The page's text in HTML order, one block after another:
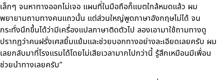
เล็กๆ จนหาทางออกไม่เจอ แผนที่ในมือถือก็แบตใกล้หมดแล้ว ผม
พยายามถามทางคนแถวนั้น แต่ส่วนใหญ่พูดภาษาอังกฤษไม่ได้ จน
กระทั่งนึกขึ้นได้ว่ามีเครื่องแปลภาษาติดตัวไป ลองเอามาใช้ถามทางดู
ปรากฏว่าคนฝรั่งเศสยิ้มแย้มและช่วยบอกทางอย่างละเอียดเลยครับ ผม
เลยกลับมาที่โรงแรมได้โดยไม่เสียเวลามากไปกว่านี้ รู้สึกเหมือนมีเพื่อน
ช่วยนำทางเลยครับ”